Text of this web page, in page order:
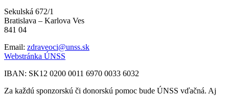
Sekulská 672/1
Bratislava – Karlova Ves
841 04
Email: zdraveoci@unss.sk
Webstránka ÚNSS
IBAN: SK12 0200 0011 6970 0033 6032
Za každú sponzorskú či donorskú pomoc bude ÚNSS vďačná. Aj